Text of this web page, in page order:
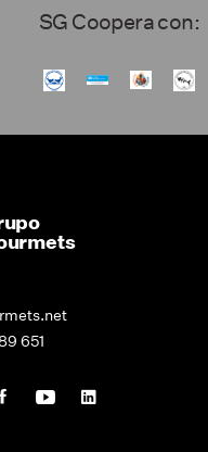
SG Coopera con:
651